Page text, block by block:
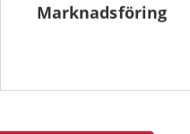
Marknadsföring